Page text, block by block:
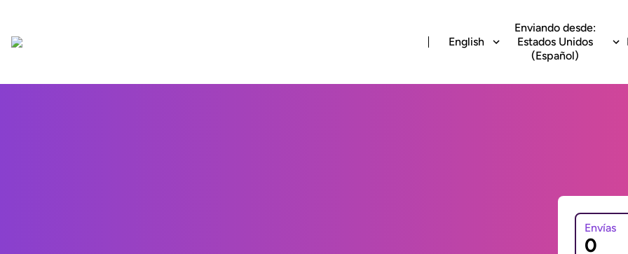
English
Enviando desde:
Estados Unidos
(Español)
Envías